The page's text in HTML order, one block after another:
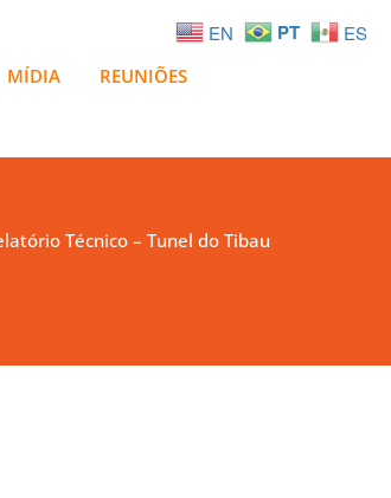
MÍDIA REUNIÕES
Técnico – Tunel do Tibau
EN PT ES